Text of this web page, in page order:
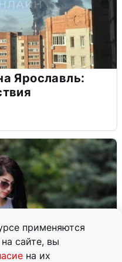
применяются
сайте, вы
на их
Ярославль: